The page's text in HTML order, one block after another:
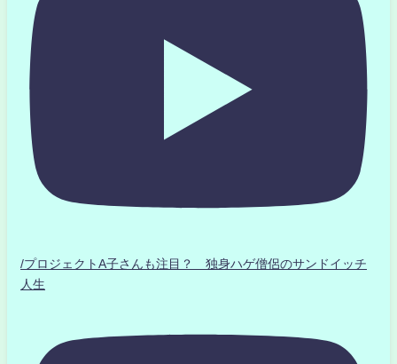
/プロジェクトA子さんも注目？ 独身ハゲ僧侶のサンドイッチ
人生